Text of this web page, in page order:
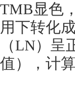
TMB显色
用下转化
（LN）
值），计